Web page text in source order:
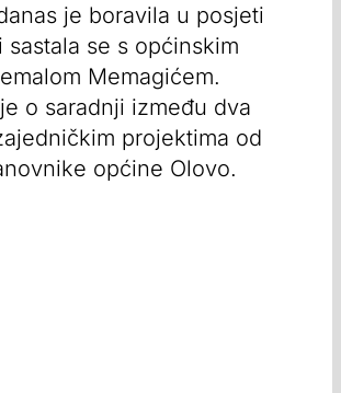
je boravila u posjeti
sastala se s općinskim
Memagićem.
o saradnji između dva
projektima od
općine Olovo.